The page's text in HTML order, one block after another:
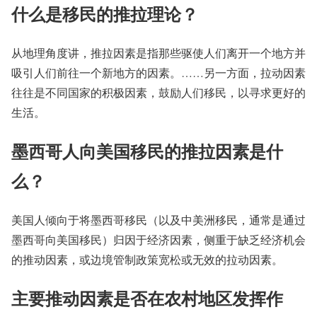
什么是移民的推拉理论？
从地理角度讲，推拉因素是指那些驱使人们离开一个地方并
吸引人们前往一个新地方的因素。……另一方面，拉动因素
往往是不同国家的积极因素，鼓励人们移民，以寻求更好的
生活。
墨西哥人向美国移民的推拉因素是什
么？
美国人倾向于将墨西哥移民（以及中美洲移民，通常是通过
墨西哥向美国移民）归因于经济因素，侧重于缺乏经济机会
的推动因素，或边境管制政策宽松或无效的拉动因素。
主要推动因素是否在农村地区发挥作